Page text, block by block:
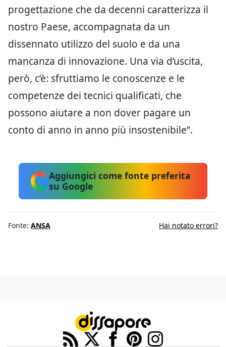
progettazione che da decenni caratterizza il
nostro Paese, accompagnata da un
dissennato utilizzo del suolo e da una
mancanza di innovazione. Una via d’uscita,
però, c’è: sfruttiamo le conoscenze e le
competenze dei tecnici qualificati, che
possono aiutare a non dover pagare un
conto di anno in anno più insostenibile”.
Aggiungici come fonte preferita
su Google
Fonte: ANSA Hai notato errori?